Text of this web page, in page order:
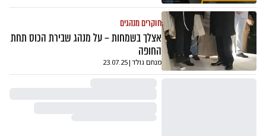
חוקרים מנהגים
אצלך בשמחות – על מנהג שבירת הכוס תחת
החופה
מנחם גולד |
23.07.25